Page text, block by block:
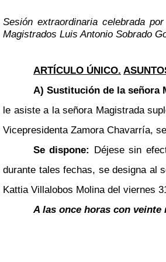
Sesión extraordinaria celebrada
Magistrados Luis Antonio Sobrado
ARTÍCULO ÚNICO.
A) Sustitución de la señora
le asiste a la señora Magistrada
Vicepresidenta Zamora Chavarría,
Se dispone: Déjese sin
durante tales fechas, se designa al
Kattia Villalobos Molina del viernes
A las once horas con